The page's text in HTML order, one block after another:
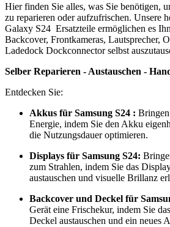
Hier finden Sie alles, was Sie benötigen,
zu reparieren oder aufzufrischen. Unsere
Galaxy S24 Ersatzteile ermöglichen es
Backcover, Frontkameras, Lautsprecher,
Ladedock Dockconnector selbst
Selber Reparieren - Austauschen -
Entdecken Sie:
Akkus für Samsung S24 :
Energie, indem Sie den Akku
die Nutzungsdauer optimieren.
Displays für Samsung S24:
zum Strahlen, indem Sie das
austauschen und visuelle Brillanz
Backcover und Deckel für
Gerät eine Frischekur, indem Sie
Deckel austauschen und ein neues